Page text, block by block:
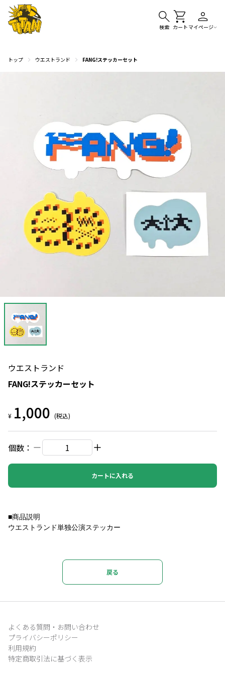
検索 カート マイページ
トップ ウエストランド FANG!ステッカーセット
ウエストランド
FANG!ステッカーセット
¥ 1,000 (税込)
個数：
カートに入れる
■商品説明
ウエストランド単独公演ステッカー
戻る
よくある質問・お問い合わせ
プライバシーポリシー
利用規約
特定商取引法に基づく表示